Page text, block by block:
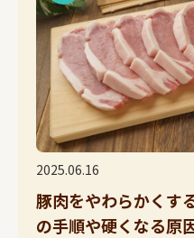
2025.06.16
豚肉をやわらかくする
の手順や硬くなる原因